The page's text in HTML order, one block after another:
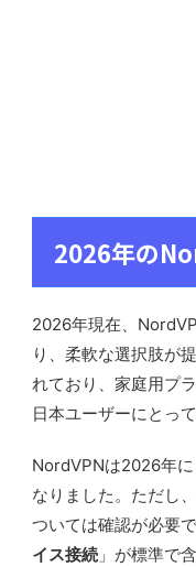
2026年の
2026年現在、
り、柔軟な選択肢が
れており、家庭用プ
日本ユーザーにとっ
NordVPNは2026年に
なりました。ただし
ついては確認が必要
イス接続 」が標準で